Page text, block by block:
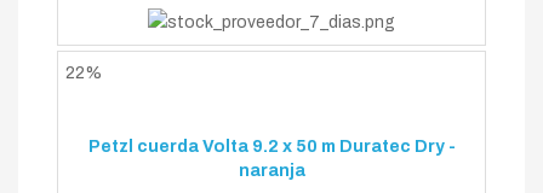
22%
Petzl cuerda Volta 9.2 x 50 m Duratec Dry -
naranja